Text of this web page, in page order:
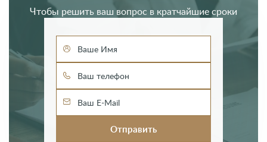
Чтобы решить ваш вопрос в кратчайшие сроки